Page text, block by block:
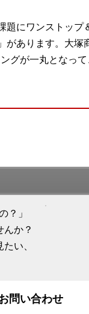
題にワンストップ
があります。大
グが一丸となっ
？」
んか？
い、
問い合わせ